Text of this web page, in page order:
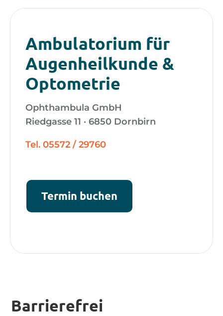
Ambulatorium für
Augenheilkunde &
Optometrie
Ophthambula GmbH
Riedgasse 11 · 6850 Dornbirn
Tel. 05572 / 29760
Termin buchen
Barrierefrei